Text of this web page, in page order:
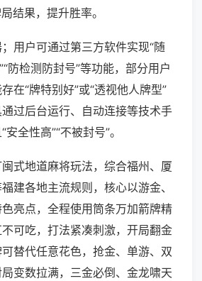
结果，提升胜率。
用户可通过第三方软件实现“随
防检测防封号”等功能，部分用户
在“牌特别好”或“透视他人牌型”
过后台运行、自动连接等技术手
全性高”“不被封号”。
式地道麻将玩法，综合福州、厦
建各地主流规则，核心以游金、
亮点，全程使用筒条万加箭牌精
可吃，打法紧凑刺激，开局翻金
替代任意花色，抢金、单游、双
变数拉满，三金必倒、金龙啸天